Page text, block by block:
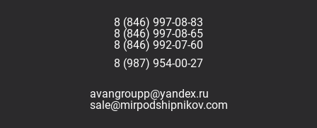
8 (846) 997-08-83
8 (846) 997-08-65
8 (846) 992-07-60
8 (987) 954-00-27
avangroupp@yandex.ru
sale@mirpodshipnikov.com